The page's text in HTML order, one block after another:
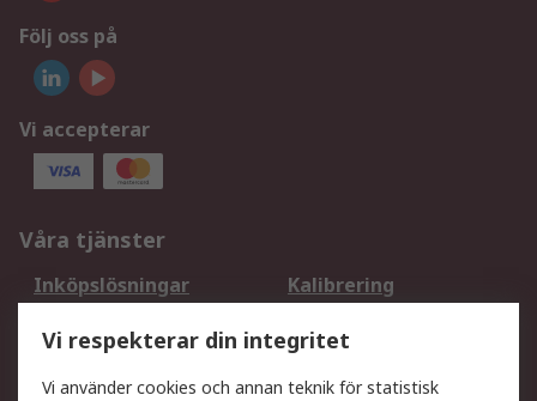
Följ oss på
Vi accepterar
Våra tjänster
Inköpslösningar
Kalibrering
DesignSpark
Teknisk Support
Ditt lokala säljteam
Exportlösningar
Vi respekterar din integritet
Vi använder cookies och annan teknik för statistisk